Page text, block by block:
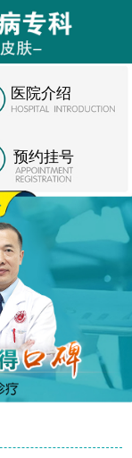
医院介绍
预约挂号